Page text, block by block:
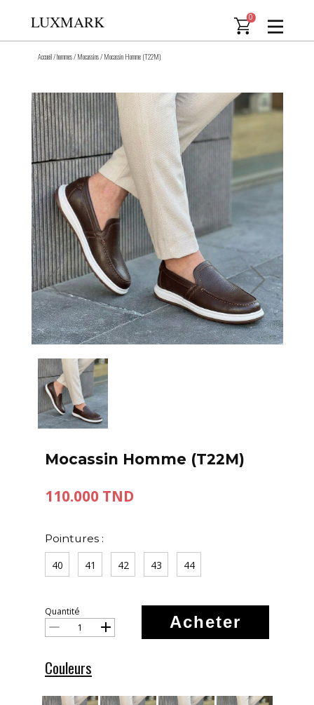
0
LUXMARK
Accueil/hommes/Mocassins/Mocassin Homme (T22M)
Mocassin Homme (T22M)
110.000 TND
Pointures :
40
41 42 43 44
Quantité
Acheter
Couleurs